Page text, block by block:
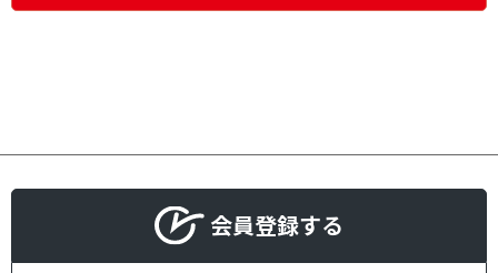
会員登録する